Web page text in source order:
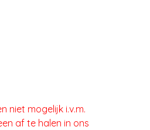
niet mogelijk i.v.m.
af te halen in ons